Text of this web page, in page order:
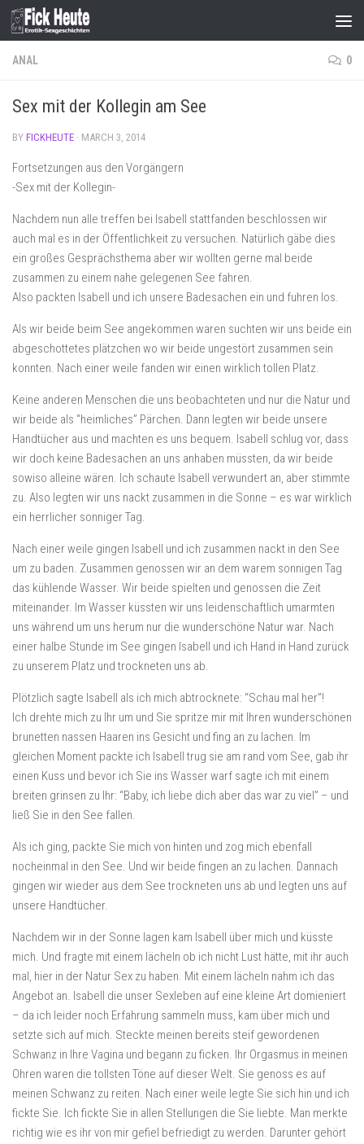
Skip to content
ANAL 0
Sex mit der Kollegin am See
BY FICKHEUTE · MARCH 3, 2014
Fortsetzungen aus den Vorgängern
-Sex mit der Kollegin-
Nachdem nun alle treffen bei Isabell stattfanden beschlossen wir
auch mal es in der Öffentlichkeit zu versuchen. Natürlich gäbe dies
ein großes Gesprächsthema aber wir wollten gerne mal beide
zusammen zu einem nahe gelegenen See fahren.
Also packten Isabell und ich unsere Badesachen ein und fuhren los.
Als wir beide beim See angekommen waren suchten wir uns beide ein
abgeschottetes plätzchen wo wir beide ungestört zusammen sein
konnten. Nach einer weile fanden wir einen wirklich tollen Platz.
Keine anderen Menschen die uns beobachteten und nur die Natur und
wir beide als “heimliches” Pärchen. Dann legten wir beide unsere
Handtücher aus und machten es uns bequem. Isabell schlug vor, dass
wir doch keine Badesachen an uns anhaben müssten, da wir beide
sowiso alleine wären. Ich schaute Isabell verwundert an, aber stimmte
zu. Also legten wir uns nackt zusammen in die Sonne – es war wirklich
ein herrlicher sonniger Tag.
Nach einer weile gingen Isabell und ich zusammen nackt in den See
um zu baden. Zusammen genossen wir an dem warem sonnigen Tag
das kühlende Wasser. Wir beide spielten und genossen die Zeit
miteinander. Im Wasser küssten wir uns leidenschaftlich umarmten
uns während um uns herum nur die wunderschöne Natur war. Nach
einer halbe Stunde im See gingen Isabell und ich Hand in Hand zurück
zu unserem Platz und trockneten uns ab.
Plötzlich sagte Isabell als ich mich abtrocknete: “Schau mal her”!
Ich drehte mich zu Ihr um und Sie spritze mir mit Ihren wunderschönen
brunetten nassen Haaren ins Gesicht und fing an zu lachen. Im
gleichen Moment packte ich Isabell trug sie am rand vom See, gab ihr
einen Kuss und bevor ich Sie ins Wasser warf sagte ich mit einem
breiten grinsen zu Ihr: “Baby, ich liebe dich aber das war zu viel” – und
ließ Sie in den See fallen.
Als ich ging, packte Sie mich von hinten und zog mich ebenfall
nocheinmal in den See. Und wir beide fingen an zu lachen. Dannach
gingen wir wieder aus dem See trockneten uns ab und legten uns auf
unsere Handtücher.
Nachdem wir in der Sonne lagen kam Isabell über mich und küsste
mich. Und fragte mit einem lächeln ob ich nicht Lust hätte, mit ihr auch
mal, hier in der Natur Sex zu haben. Mit einem lächeln nahm ich das
Angebot an. Isabell die unser Sexleben auf eine kleine Art domieniert
– da ich leider noch Erfahrung sammeln muss, kam über mich und
setzte sich auf mich. Steckte meinen bereits steif gewordenen
Schwanz in Ihre Vagina und begann zu ficken. Ihr Orgasmus in meinen
Ohren waren die tollsten Töne auf dieser Welt. Sie genoss es auf
meinen Schwanz zu reiten. Nach einer weile legte Sie sich hin und ich
fickte Sie. Ich fickte Sie in allen Stellungen die Sie liebte. Man merkte
richtig wie es ihr von mir gefiel befriedigt zu werden. Darunter gehört